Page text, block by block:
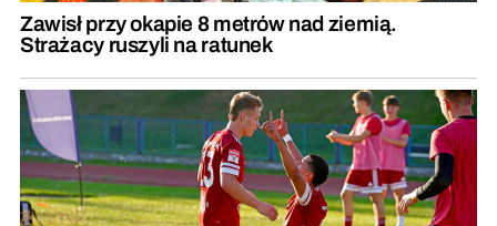
Zawisł przy okapie 8 metrów nad ziemią.
Strażacy ruszyli na ratunek